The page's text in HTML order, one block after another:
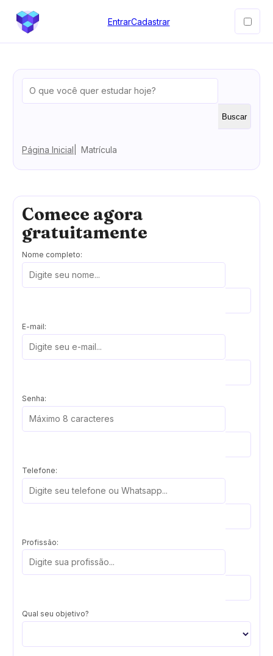
EntrarCadastrar
Buscar
Página Inicial Matrícula
Comece agora
gratuitamente
Nome completo:
E-mail:
Senha:
Telefone:
Profissão:
Qual seu objetivo?